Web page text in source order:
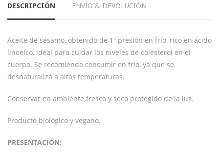
DESCRIPCIÓN ENVÍO & DEVOLUCIÓN
Aceite de sésamo, obtenido de 1ª presión en frío, rico en ácido
linoeico, ideal para cuidar los niveles de colesterol en el
cuerpo. Se recomienda consumir en frío, ya que se
desnaturaliza a altas temperaturas.
Conservar en ambiente fresco y seco protegido de la luz.
Producto biológico y vegano.
PRESENTACIÓN: